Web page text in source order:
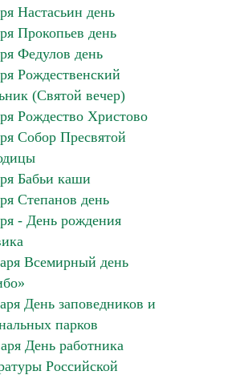
Настасьин день
Прокопьев день
Федулов день
Рождественский
(Святой вечер)
Рождество Христово
Собор Пресвятой
Бабьи каши
Степанов день
- День рождения
Всемирный день
День заповедников и
парков
День работника
Российской